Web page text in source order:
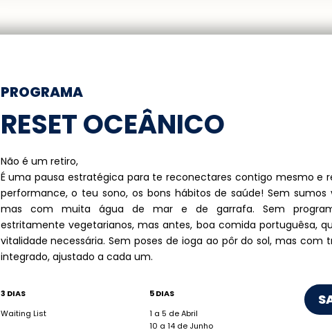
PROGRAMA
RESET OCEÂNICO
Não é um retiro,
É uma pausa estratégica para te reconectares contigo mesmo e
performance, o teu sono, os bons hábitos de saúde! Sem sumos
mas com muita água de mar e de garrafa. Sem
estritamente vegetarianos, mas antes, boa comida portuguêsa,
vitalidade necessária. Sem poses de ioga ao pôr do sol, mas com
integrado, ajustado a cada um.
3 DIAS
Waiting List
5 DIAS
1 a 5 de Abril
10 a 14 de Junho